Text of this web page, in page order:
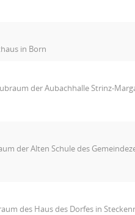
in Born
der Aubachhalle Strinz-
der Alten Schule des
des Haus des Dorfes in